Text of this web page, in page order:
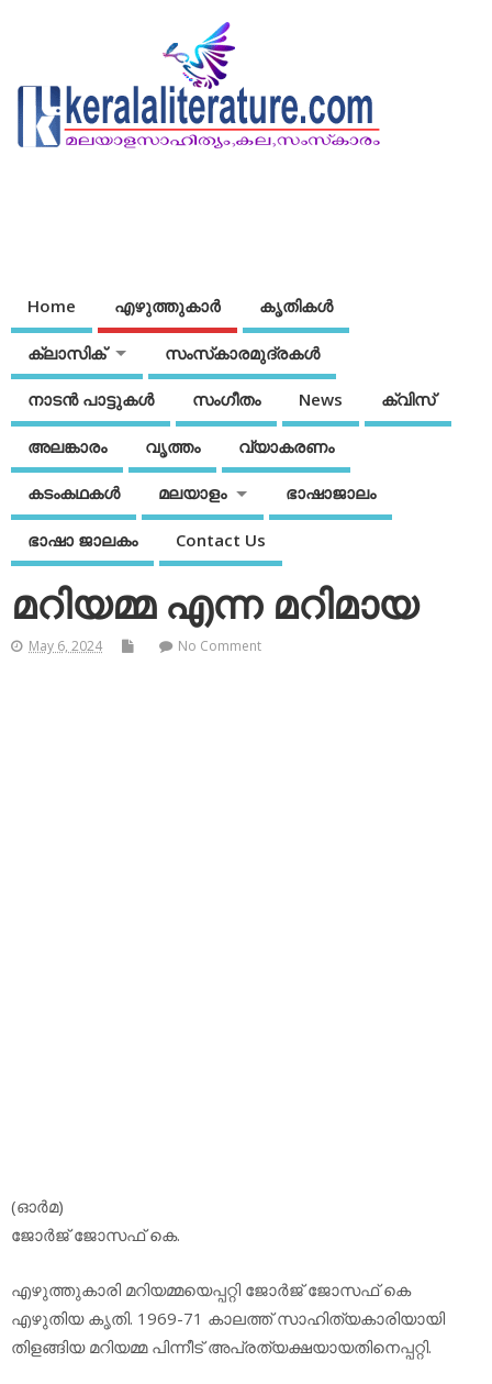
Home എഴുത്തുകാര്‍ കൃതികൾ
ക്ലാസിക് സംസ്‌കാരമുദ്രകള്‍
നാടന്‍ പാട്ടുകള്‍ സംഗീതം News ക്വിസ്
അലങ്കാരം വൃത്തം വ്യാകരണം
കടംകഥകള്‍ മലയാളം ഭാഷാജാലം
ഭാഷാ ജാലകം Contact Us
മറിയമ്മ എന്ന മറിമായ
May 6, 2024 No Comment
(ഓര്‍മ)
ജോര്‍ജ് ജോസഫ് കെ.
എഴുത്തുകാരി മറിയമ്മയെപ്പറ്റി ജോര്‍ജ് ജോസഫ് കെ
എഴുതിയ കൃതി. 1969-71 കാലത്ത് സാഹിത്യകാരിയായി
തിളങ്ങിയ മറിയമ്മ പിന്നീട് അപ്രത്യക്ഷയായതിനെപ്പറ്റി.